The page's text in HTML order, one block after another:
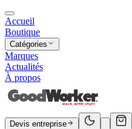
Accueil
Boutique
Catégories
Marques
Actualités
À propos
Devis entreprise